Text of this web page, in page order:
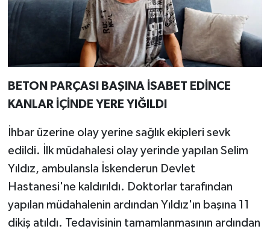
BETON PARÇASI BAŞINA İSABET EDİNCE
KANLAR İÇİNDE YERE YIĞILDI
İhbar üzerine olay yerine sağlık ekipleri sevk
edildi. İlk müdahalesi olay yerinde yapılan Selim
Yıldız, ambulansla İskenderun Devlet
Hastanesi'ne kaldırıldı. Doktorlar tarafından
yapılan müdahalenin ardından Yıldız'ın başına 11
dikiş atıldı. Tedavisinin tamamlanmasının ardından